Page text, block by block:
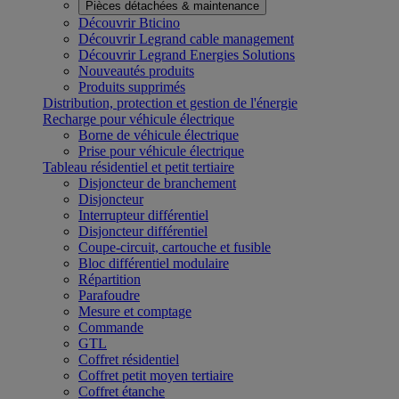
Pièces détachées & maintenance
Découvrir Bticino
Découvrir Legrand cable management
Découvrir Legrand Energies Solutions
Nouveautés produits
Produits supprimés
Distribution, protection et gestion de l'énergie
Recharge pour véhicule électrique
Borne de véhicule électrique
Prise pour véhicule électrique
Tableau résidentiel et petit tertiaire
Disjoncteur de branchement
Disjoncteur
Interrupteur différentiel
Disjoncteur différentiel
Coupe-circuit, cartouche et fusible
Bloc différentiel modulaire
Répartition
Parafoudre
Mesure et comptage
Commande
GTL
Coffret résidentiel
Coffret petit moyen tertiaire
Coffret étanche